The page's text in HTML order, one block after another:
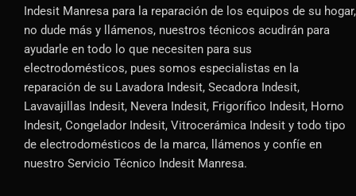
Indesit Manresa para la reparación de los equipos de su hogar,
no dude más y llámenos, nuestros técnicos acudirán para
ayudarle en todo lo que necesiten para sus
electrodomésticos, pues somos especialistas en la
reparación de su Lavadora Indesit, Secadora Indesit,
Lavavajillas Indesit, Nevera Indesit, Frigorífico Indesit, Horno
Indesit, Congelador Indesit, Vitrocerámica Indesit y todo tipo
de electrodomésticos de la marca, llámenos y confíe en
nuestro Servicio Técnico Indesit Manresa.